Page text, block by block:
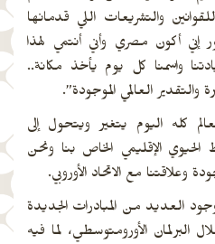
والتشريعات اللي قدمانها
إني أكون مصري وأني أنتمي لهذا
واسمنا كل يوم يأخذ مكانة..
العالمي الموجودة”.
كله اليوم يتغير ويتحول إلى
الحيوي الإقليمي الخاص بنا ونحن
وعلاقتنا مع الاتحاد الأوروبي.
العديد من المبادرات الجديدة
البرلمان الأورومتوسطي، لما فيه